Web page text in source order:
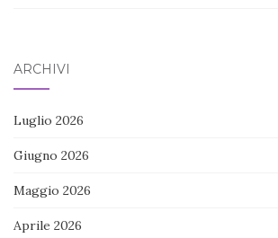
ARCHIVI
Luglio 2026
Giugno 2026
Maggio 2026
Aprile 2026